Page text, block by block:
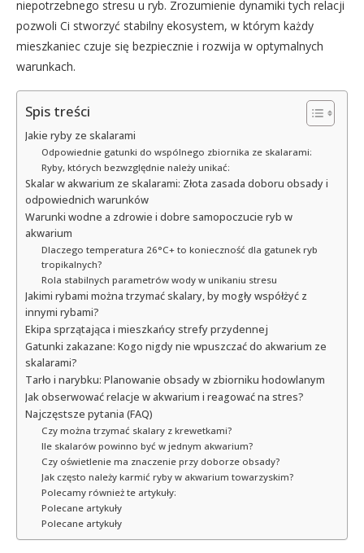
niepotrzebnego stresu u ryb. Zrozumienie dynamiki tych relacji
pozwoli Ci stworzyć stabilny ekosystem, w którym każdy
mieszkaniec czuje się bezpiecznie i rozwija w optymalnych
warunkach.
Spis treści
Jakie ryby ze skalarami
Odpowiednie gatunki do wspólnego zbiornika ze skalarami:
Ryby, których bezwzględnie należy unikać:
Skalar w akwarium ze skalarami: Złota zasada doboru obsady i
odpowiednich warunków
Warunki wodne a zdrowie i dobre samopoczucie ryb w
akwarium
Dlaczego temperatura 26°C+ to konieczność dla gatunek ryb
tropikalnych?
Rola stabilnych parametrów wody w unikaniu stresu
Jakimi rybami można trzymać skalary, by mogły współżyć z
innymi rybami?
Ekipa sprzątająca i mieszkańcy strefy przydennej
Gatunki zakazane: Kogo nigdy nie wpuszczać do akwarium ze
skalarami?
Tarło i narybku: Planowanie obsady w zbiorniku hodowlanym
Jak obserwować relacje w akwarium i reagować na stres?
Najczęstsze pytania (FAQ)
Czy można trzymać skalary z krewetkami?
Ile skalarów powinno być w jednym akwarium?
Czy oświetlenie ma znaczenie przy doborze obsady?
Jak często należy karmić ryby w akwarium towarzyskim?
Polecamy również te artykuły:
Polecane artykuły
Polecane artykuły